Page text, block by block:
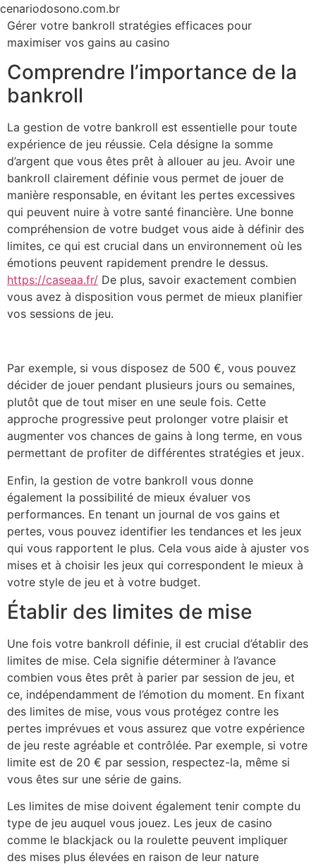
cenariodosono.com.brIr
para
o
Gérer votre bankroll stratégies efficaces pour
maximiser vos gains au casino
Comprendre l’importance de la
bankroll
La gestion de votre bankroll est essentielle pour toute
expérience de jeu réussie. Cela désigne la somme
d’argent que vous êtes prêt à allouer au jeu. Avoir une
bankroll clairement définie vous permet de jouer de
manière responsable, en évitant les pertes excessives
qui peuvent nuire à votre santé financière. Une bonne
compréhension de votre budget vous aide à définir des
limites, ce qui est crucial dans un environnement où les
émotions peuvent rapidement prendre le dessus.
https://caseaa.fr/ De plus, savoir exactement combien
vous avez à disposition vous permet de mieux planifier
vos sessions de jeu.
Par exemple, si vous disposez de 500 €, vous pouvez
décider de jouer pendant plusieurs jours ou semaines,
plutôt que de tout miser en une seule fois. Cette
approche progressive peut prolonger votre plaisir et
augmenter vos chances de gains à long terme, en vous
permettant de profiter de différentes stratégies et jeux.
Enfin, la gestion de votre bankroll vous donne
également la possibilité de mieux évaluer vos
performances. En tenant un journal de vos gains et
pertes, vous pouvez identifier les tendances et les jeux
qui vous rapportent le plus. Cela vous aide à ajuster vos
mises et à choisir les jeux qui correspondent le mieux à
votre style de jeu et à votre budget.
Établir des limites de mise
Une fois votre bankroll définie, il est crucial d’établir des
limites de mise. Cela signifie déterminer à l’avance
combien vous êtes prêt à parier par session de jeu, et
ce, indépendamment de l’émotion du moment. En fixant
des limites de mise, vous vous protégez contre les
pertes imprévues et vous assurez que votre expérience
de jeu reste agréable et contrôlée. Par exemple, si votre
limite est de 20 € par session, respectez-la, même si
vous êtes sur une série de gains.
Les limites de mise doivent également tenir compte du
type de jeu auquel vous jouez. Les jeux de casino
comme le blackjack ou la roulette peuvent impliquer
des mises plus élevées en raison de leur nature